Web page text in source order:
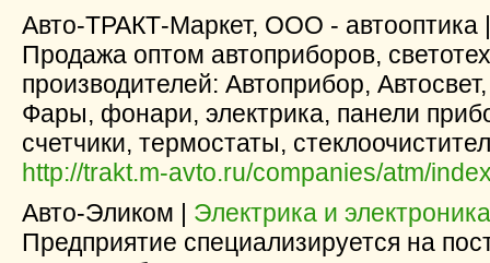
Авто-ТРАКТ-Маркет, ООО - автооптика
Продажа оптом автоприборов,
производителей: Автоприбор,
Фары, фонари, электрика, панели
счетчики, термостаты,
http://trakt.m-avto.ru/companies/atm/
Авто-Эликом | Электрика и
Предприятие специализируется на